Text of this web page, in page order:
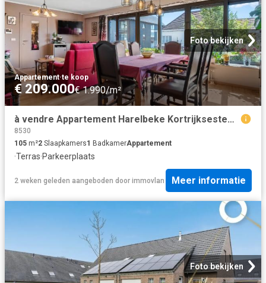
Foto bekijken
Appartement·te koop
€ 209.000€ 1.990/m²
à vendre Appartement Harelbeke Kortrijksesteenweg
8530
105 m²2 Slaapkamers1 BadkamerAppartement
·Terras·Parkeerplaats
2 weken geleden aangeboden door immovlan Meer informatie
Foto bekijken